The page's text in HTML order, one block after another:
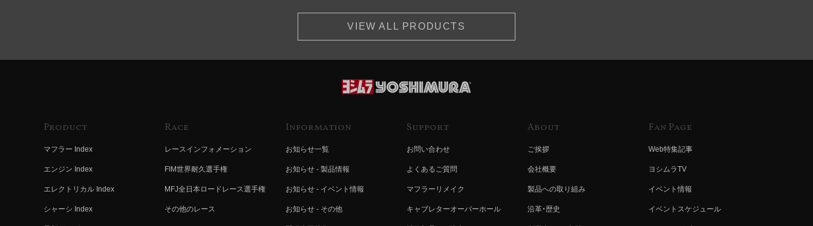
VIEW ALL PRODUCTS
Product
マフラー Index
エンジン Index
エレクトリカル Index
シャーシ Index
Race
レースインフォメーション
FIM世界耐久選手権
MFJ全日本ロードレース選手権
その他のレース
Information
お知らせ一覧
お知らせ - 製品情報
お知らせ - イベント情報
お知らせ - その他
Support
お問い合わせ
よくあるご質問
マフラーリメイク
キャブレターオーバーホール
About
ご挨拶
会社概要
製品への取り組み
沿革・歴史
Fan Page
Web特集記事
ヨシムラTV
イベント情報
イベントスケジュール